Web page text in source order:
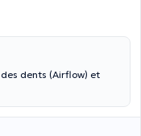
dents (Airflow) et